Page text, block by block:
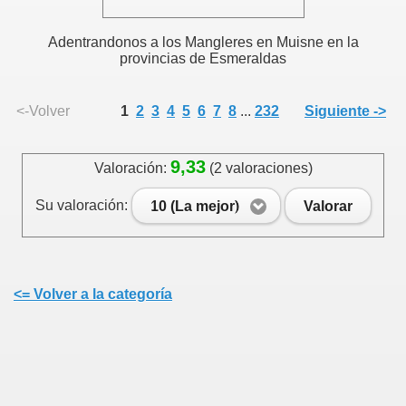
Adentrandonos a los Mangleres en Muisne en la
provincias de Esmeraldas
<-Volver 1 2 3 4 5 6 7 8 ... 232 Siguiente ->
Valoración: 9,33(2 valoraciones)
Su valoración: 10 (La mejor) Valorar
<= Volver a la categoría